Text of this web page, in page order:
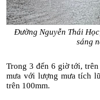
Đường Nguyễn Thái
sáng
Trong 3 đến 6 giờ tới,
mưa với lượng mưa tích
trên 100mm.